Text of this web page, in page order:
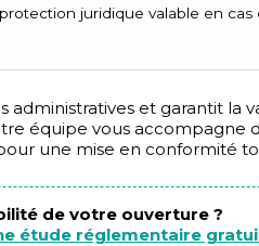
juridique valable en cas
administratives et garantit la
équipe vous accompagne
une mise en conformité
de votre ouverture ?
étude réglementaire